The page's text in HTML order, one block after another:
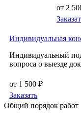
от 2
Индивидуальная
Индивидуальный
вопроса о выезде
от 1 500 ₽
Заказать
Общий порядок работ